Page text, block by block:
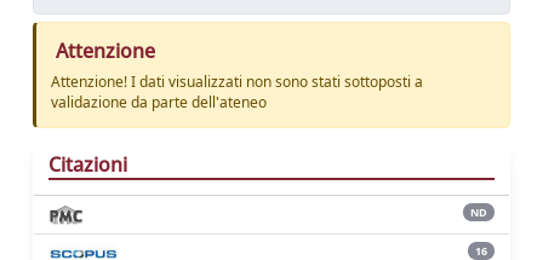
Attenzione
Attenzione! I dati visualizzati non sono stati sottoposti a
validazione da parte dell'ateneo
Citazioni
ND
16